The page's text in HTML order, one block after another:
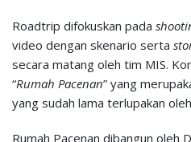
Roadtrip difokuskan pada s
video dengan skenario serta
secara matang oleh tim MIS.
“Rumah Pacenan” yang
yang sudah lama terlupakan
Rumah Pacenan dibangun oleh